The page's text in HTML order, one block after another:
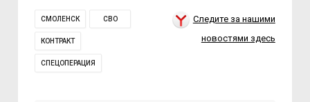
СМОЛЕНСК СВО
КОНТРАКТ
СПЕЦОПЕРАЦИЯ
Следите за нашими
новостями здесь